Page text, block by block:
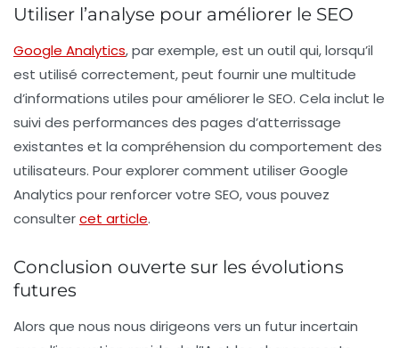
Utiliser l’analyse pour améliorer le SEO
Google Analytics, par exemple, est un outil qui, lorsqu’il
est utilisé correctement, peut fournir une multitude
d’informations utiles pour améliorer le SEO. Cela inclut le
suivi des performances des pages d’atterrissage
existantes et la compréhension du comportement des
utilisateurs. Pour explorer comment utiliser Google
Analytics pour renforcer votre SEO, vous pouvez
consultercet article.
Conclusion ouverte sur les évolutions
futures
Alors que nous nous dirigeons vers un futur incertain